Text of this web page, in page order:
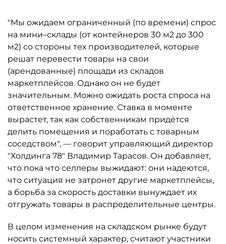
"Мы ожидаем ограниченный (по времени) спрос
на мини–склады (от контейнеров 30 м2 до 300
м2) со стороны тех производителей, которые
решат перевести товары на свои
(арендованные) площади из складов
маркетплейсов. Однако он не будет
значительным. Можно ожидать роста спроса на
ответственное хранение. Ставка в моменте
вырастет, так как собственникам придётся
делить помещения и поработать с товарным
соседством", — говорит управляющий директор
"Холдинга 78" Владимир Тарасов. Он добавляет,
что пока что селлеры выжидают: они надеются,
что ситуация не затронет другие маркетплейсы,
а борьба за скорость доставки вынуждает их
отгружать товары в распределительные центры.
В целом изменения на складском рынке будут
носить системный характер, считают участники